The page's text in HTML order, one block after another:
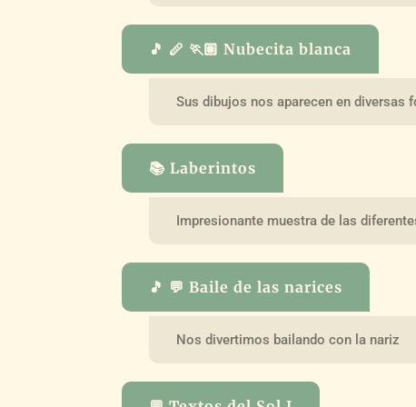
🎵 🪈 🏃🏽 Nubecita blanca
Sus dibujos nos aparecen en diversas
📚 Laberintos
Impresionante muestra de las
🎵 💬 Baile de las narices
Nos divertimos bailando con la nariz